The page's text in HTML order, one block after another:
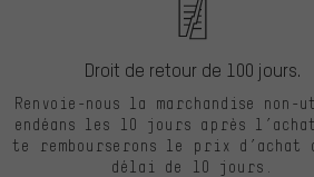
Droit de retour de 100 jours.
Renvoie-nous la marchandise non-
endéans les 10 jours après
te rembourserons le prix d’achat
délai de 10 jours.